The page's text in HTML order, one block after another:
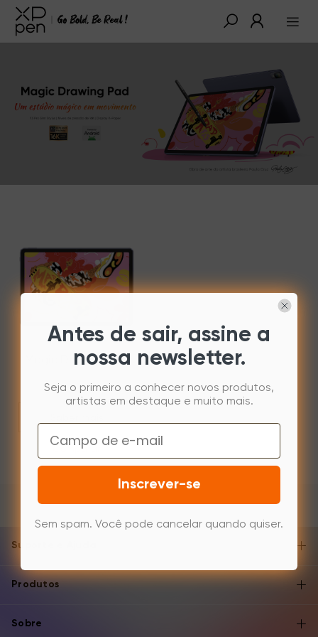
Magic Drawing Pad
Comparar
Suporte e Ajuda
Produtos
Sobre
Antes de sair, assine a
nossa newsletter.
Seja o primeiro a conhecer novos produtos,
artistas em destaque e muito mais.
Email
Inscrever-se
Sem spam. Você pode cancelar quando quiser.